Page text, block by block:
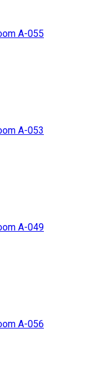
A-055
A-053
A-049
A-056